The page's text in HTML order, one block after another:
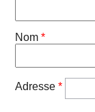
Nom*
Adresse*